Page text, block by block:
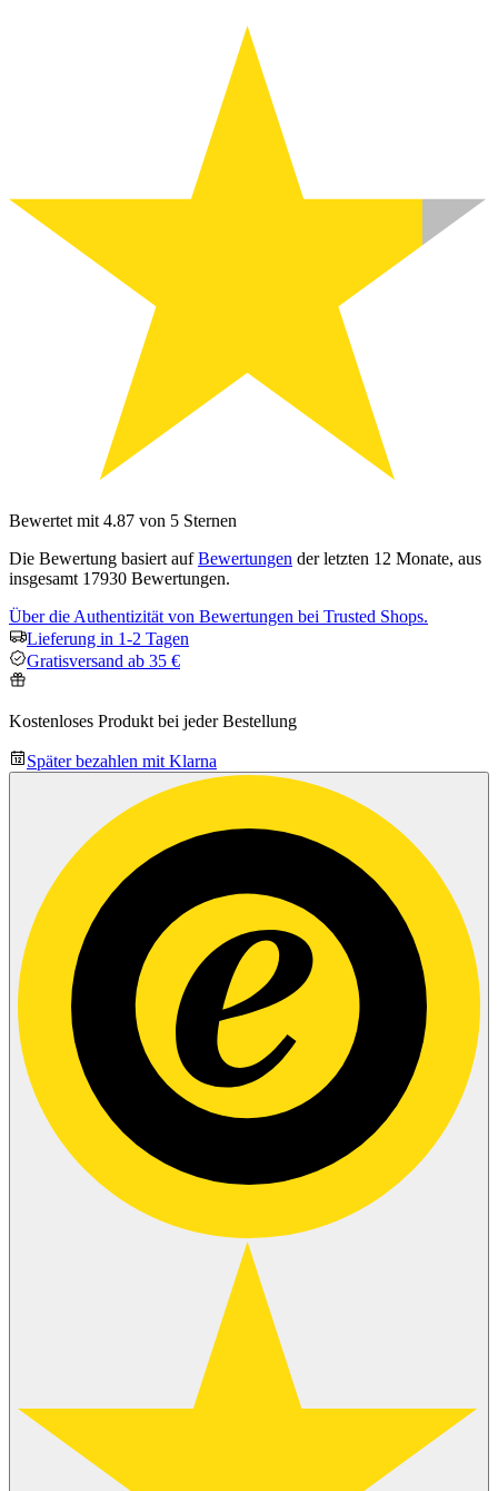
Bewertet mit 4.87 von 5 Sternen
Die Bewertung basiert aufBewertungen der letzten 12 Monate, aus
insgesamt 17930 Bewertungen.
Über die Authentizität von Bewertungen bei Trusted Shops.
Lieferung in 1-2 Tagen
Gratisversand ab 35 €
Kostenloses Produkt bei jeder Bestellung
Später bezahlen mit Klarna